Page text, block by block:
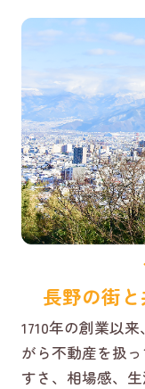
長野の街
1710年の創業以
がら不動産を扱
すさ、相場感、